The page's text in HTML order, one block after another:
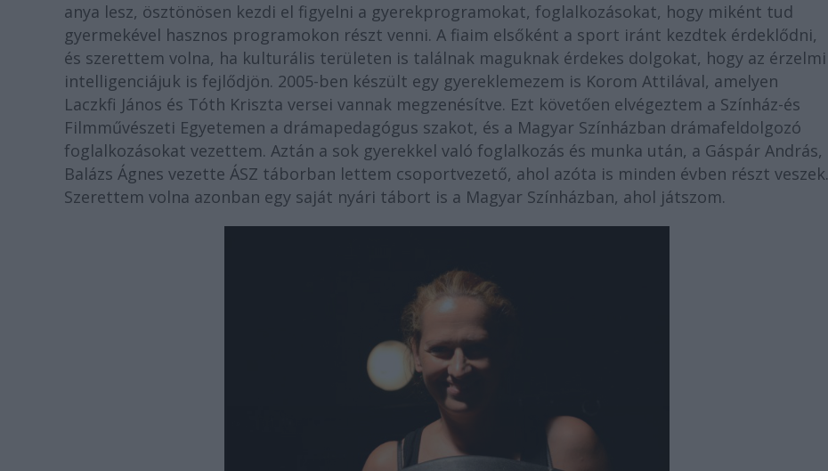
anya lesz, ösztönösen kezdi el figyelni a gyerekprogramokat, foglalkozásokat, hogy miként tud
gyermekével hasznos programokon részt venni. A fiaim elsőként a sport iránt kezdtek érdeklődni,
és szerettem volna, ha kulturális területen is találnak maguknak érdekes dolgokat, hogy az érzelmi
intelligenciájuk is fejlődjön. 2005-ben készült egy gyereklemezem is Korom Attilával, amelyen
Laczkfi János és Tóth Kriszta versei vannak megzenésítve. Ezt követően elvégeztem a Színház-és
Filmművészeti Egyetemen a drámapedagógus szakot, és a Magyar Színházban drámafeldolgozó
foglalkozásokat vezettem. Aztán a sok gyerekkel való foglalkozás és munka után, a Gáspár András,
Balázs Ágnes vezette ÁSZ táborban lettem csoportvezető, ahol azóta is minden évben részt veszek.
Szerettem volna azonban egy saját nyári tábort is a Magyar Színházban, ahol játszom.